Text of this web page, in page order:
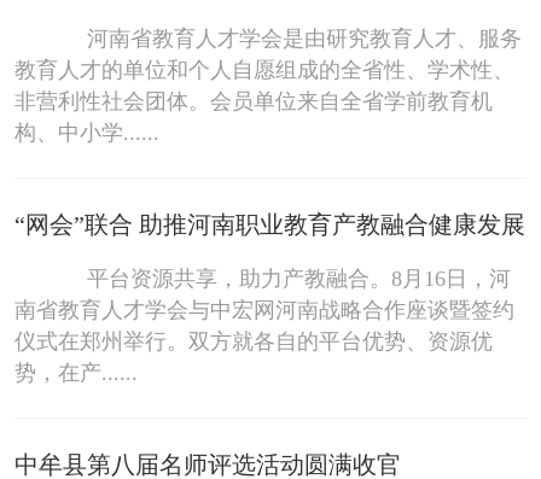
河南省教育人才学会是由研究教育人才、服务
教育人才的单位和个人自愿组成的全省性、学术性、
非营利性社会团体。会员单位来自全省学前教育机
构、中小学......
“网会”联合 助推河南职业教育产教融合健康发展
平台资源共享，助力产教融合。8月16日，河
南省教育人才学会与中宏网河南战略合作座谈暨签约
仪式在郑州举行。双方就各自的平台优势、资源优
势，在产......
中牟县第八届名师评选活动圆满收官